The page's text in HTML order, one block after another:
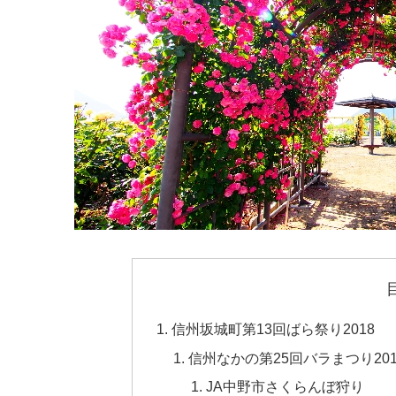
信州坂城町第13回ばら祭り2018
信州なかの第25回バラまつり
JA中野市さくらんぼ狩り